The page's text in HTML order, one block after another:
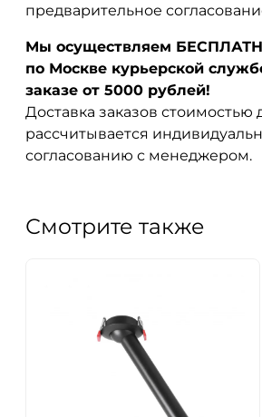
предварительное
Мы осуществляем
по Москве курьерской
заказе от 5000 рублей!
Доставка заказов стоимостью
рассчитывается
согласованию с менеджером.
Смотрите также